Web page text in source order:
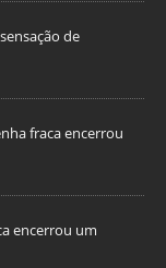
de
fraca encerrou
encerrou um